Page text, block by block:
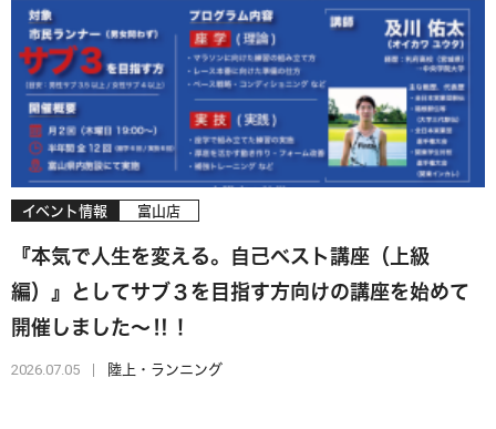
イベント情報 富山店
『本気で人生を変える。自己ベスト講座（上級
編）』としてサブ３を目指す方向けの講座を始めて
開催しました～‼！
2026.07.05 陸上・ランニング